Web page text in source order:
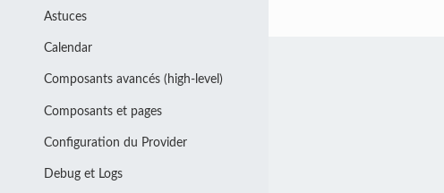
Astuces
Calendar
Composants avancés (high-level)
Composants et pages
Configuration du Provider
Debug et Logs